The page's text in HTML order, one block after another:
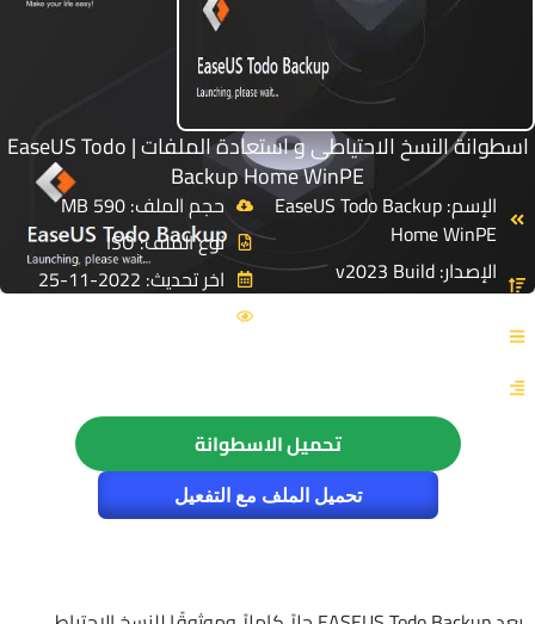
اسطوانة النسخ الاحتياطى و استعادة الملفات | EaseUS Todo
Backup Home WinPE
الإسم: EaseUS Todo Backup
Home WinPE
الإصدار: v2023 Build
20221117
حجم الملف: 590 MB
نوع الملف: ISO
اخر تحديث: 2022-11-25
تحميل الاسطوانة
تحميل الملف مع التفعيل